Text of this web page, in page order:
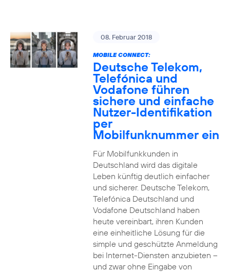
08. Februar 2018
MOBILE CONNECT:
Deutsche Telekom,
Telefónica und
Vodafone führen
sichere und einfache
Nutzer-Identifikation
per
Mobilfunknummer ein
Für Mobilfunkkunden in
Deutschland wird das digitale
Leben künftig deutlich einfacher
und sicherer. Deutsche Telekom,
Telefónica Deutschland und
Vodafone Deutschland haben
heute vereinbart, ihren Kunden
eine einheitliche Lösung für die
simple und geschützte Anmeldung
bei Internet-Diensten anzubieten –
und zwar ohne Eingabe von